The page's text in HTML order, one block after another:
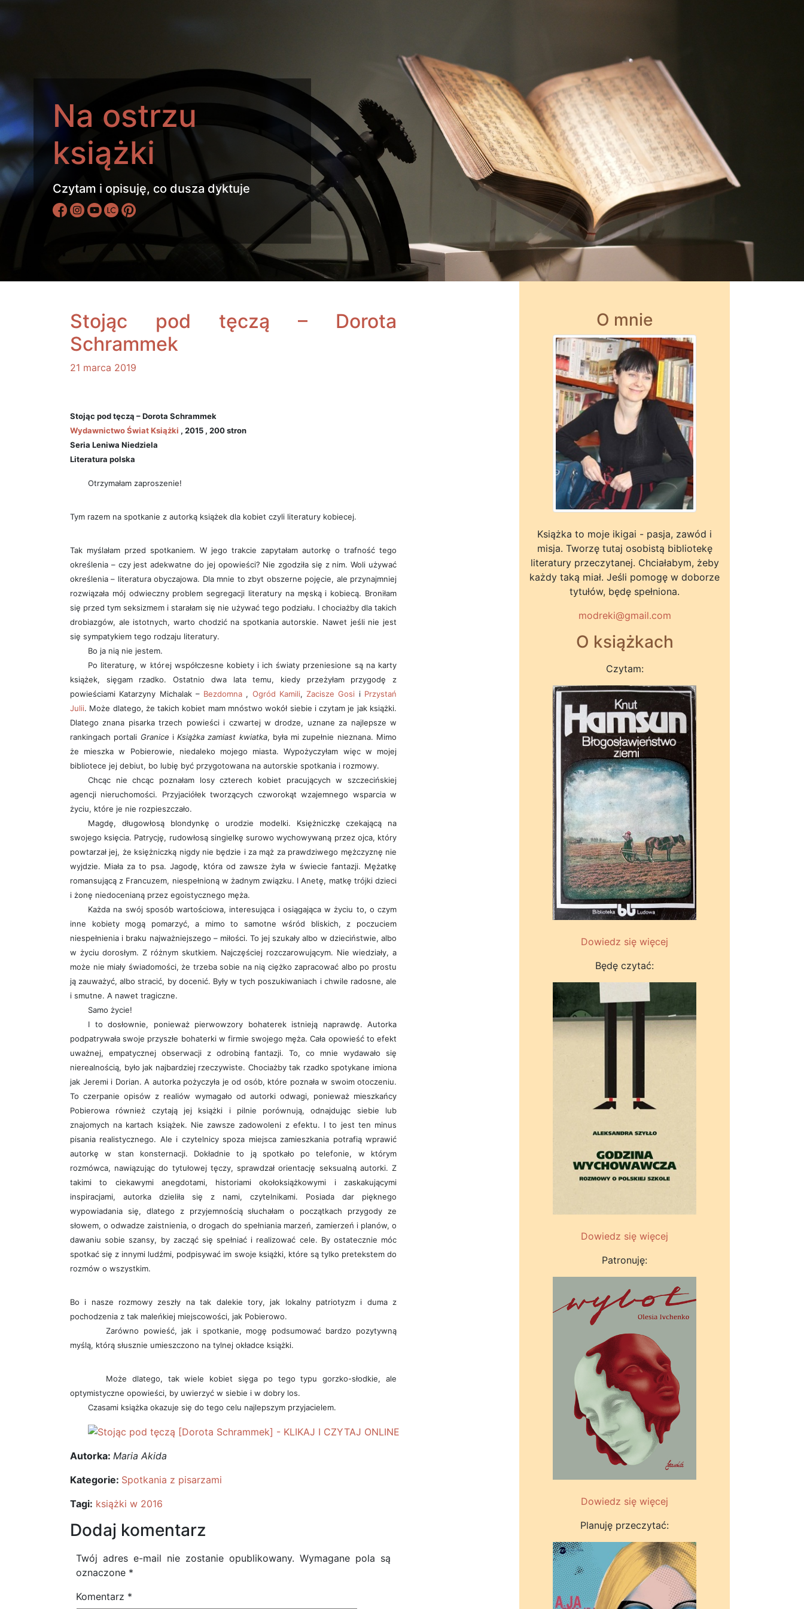
Na ostrzu
książki
Czytam i opisuję, co dusza dyktuje
Stojąc pod tęczą – Dorota
Schrammek
21 marca 2019
Stojąc pod tęczą – Dorota Schrammek
Wydawnictwo Świat Książki , 2015 , 200 stron
Seria Leniwa Niedziela
Literatura polska
Otrzymałam zaproszenie!
Tym razem na spotkanie z autorką książek dla kobiet czyli literatury kobiecej.
Tak myślałam przed spotkaniem. W jego trakcie zapytałam autorkę o trafność tego
określenia – czy jest adekwatne do jej opowieści? Nie zgodziła się z nim. Woli używać
określenia – literatura obyczajowa. Dla mnie to zbyt obszerne pojęcie, ale przynajmniej
rozwiązała mój odwieczny problem segregacji literatury na męską i kobiecą. Broniłam
się przed tym seksizmem i starałam się nie używać tego podziału. I chociażby dla takich
drobiazgów, ale istotnych, warto chodzić na spotkania autorskie. Nawet jeśli nie jest
się sympatykiem tego rodzaju literatury.
Bo ja nią nie jestem.
Po literaturę, w której współczesne kobiety i ich światy przeniesione są na karty
książek, sięgam rzadko. Ostatnio dwa lata temu, kiedy przeżyłam przygodę z
powieściami Katarzyny Michalak – Bezdomna , Ogród Kamili,Zacisze Gosi i Przystań
Julii. Może dlatego, że takich kobiet mam mnóstwo wokół siebie i czytam je jak książki.
Dlatego znana pisarka trzech powieści i czwartej w drodze, uznane za najlepsze w
rankingach portali Granice iKsiążka zamiast kwiatka, była mi zupełnie nieznana. Mimo
że mieszka w Pobierowie, niedaleko mojego miasta. Wypożyczyłam więc w mojej
bibliotece jej debiut, bo lubię być przygotowana na autorskie spotkania i rozmowy.
Chcąc nie chcąc poznałam losy czterech kobiet pracujących w szczecińskiej
agencji nieruchomości. Przyjaciółek tworzących czworokąt wzajemnego wsparcia w
życiu, które je nie rozpieszczało.
Magdę, długowłosą blondynkę o urodzie modelki. Księżniczkę czekającą na
swojego księcia. Patrycję, rudowłosą singielkę surowo wychowywaną przez ojca, który
powtarzał jej, że księżniczką nigdy nie będzie i za mąż za prawdziwego mężczyznę nie
wyjdzie. Miała za to psa. Jagodę, która od zawsze żyła w świecie fantazji. Mężatkę
romansującą z Francuzem, niespełnioną w żadnym związku. I Anetę, matkę trójki dzieci
i żonę niedocenianą przez egoistycznego męża.
Każda na swój sposób wartościowa, interesująca i osiągająca w życiu to, o czym
inne kobiety mogą pomarzyć, a mimo to samotne wśród bliskich, z poczuciem
niespełnienia i braku najważniejszego – miłości. To jej szukały albo w dzieciństwie, albo
w życiu dorosłym. Z różnym skutkiem. Najczęściej rozczarowującym. Nie wiedziały, a
może nie miały świadomości, że trzeba sobie na nią ciężko zapracować albo po prostu
ją zauważyć, albo stracić, by docenić. Były w tych poszukiwaniach i chwile radosne, ale
i smutne. A nawet tragiczne.
Samo życie!
I to dosłownie, ponieważ pierwowzory bohaterek istnieją naprawdę. Autorka
podpatrywała swoje przyszłe bohaterki w firmie swojego męża. Cała opowieść to efekt
uważnej, empatycznej obserwacji z odrobiną fantazji. To, co mnie wydawało się
nierealnością, było jak najbardziej rzeczywiste. Chociażby tak rzadko spotykane imiona
jak Jeremi i Dorian. A autorka pożyczyła je od osób, które poznała w swoim otoczeniu.
To czerpanie opisów z realiów wymagało od autorki odwagi, ponieważ mieszkańcy
Pobierowa również czytają jej książki i pilnie porównują, odnajdując siebie lub
znajomych na kartach książek. Nie zawsze zadowoleni z efektu. I to jest ten minus
pisania realistycznego. Ale i czytelnicy spoza miejsca zamieszkania potrafią wprawić
autorkę w stan konsternacji. Dokładnie to ją spotkało po telefonie, w którym
rozmówca, nawiązując do tytułowej tęczy, sprawdzał orientację seksualną autorki. Z
takimi to ciekawymi anegdotami, historiami okołoksiążkowymi i zaskakującymi
inspiracjami, autorka dzieliła się z nami, czytelnikami. Posiada dar pięknego
wypowiadania się, dlatego z przyjemnością słuchałam o początkach przygody ze
słowem, o odwadze zaistnienia, o drogach do spełniania marzeń, zamierzeń i planów, o
dawaniu sobie szansy, by zacząć się spełniać i realizować cele. By ostatecznie móc
spotkać się z innymi ludźmi, podpisywać im swoje książki, które są tylko pretekstem do
rozmów o wszystkim.
Bo i nasze rozmowy zeszły na tak dalekie tory, jak lokalny patriotyzm i duma z
pochodzenia z tak maleńkiej miejscowości, jak Pobierowo.
Zarówno powieść, jak i spotkanie, mogę podsumować bardzo pozytywną
myślą, którą słusznie umieszczono na tylnej okładce książki.
Może dlatego, tak wiele kobiet sięga po tego typu gorzko-słodkie, ale
optymistyczne opowieści, by uwierzyć w siebie i w dobry los.
Czasami książka okazuje się do tego celu najlepszym przyjacielem.
Autorka: Maria Akida
Kategorie: Spotkania z pisarzami
Tagi: książki w 2016
Dodaj komentarz
Twój adres e-mail nie zostanie opublikowany. Wymagane pola są
oznaczone *
Komentarz *
O mnie
Książka to moje ikigai - pasja, zawód i
misja. Tworzę tutaj osobistą bibliotekę
literatury przeczytanej. Chciałabym, żeby
każdy taką miał. Jeśli pomogę w doborze
tytułów, będę spełniona.
modreki@gmail.com
O książkach
Czytam:
Dowiedz się więcej
Będę czytać:
Dowiedz się więcej
Patronuję:
Dowiedz się więcej
Planuję przeczytać: